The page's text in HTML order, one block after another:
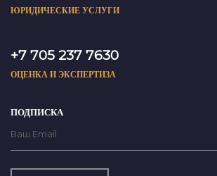
ЮРИДИЧЕСКИЕ УСЛУГИ
+7 705 237 7630
ОЦЕНКА И ЭКСПЕРТИЗА
ПОДПИСКА